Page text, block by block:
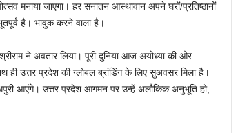
मनाया जाएगा। हर सनातन आस्थावान अपने घरों/प्रतिष्ठानों
है। भावुक करने वाला है।
ने अवतार लिया। पूरी दुनिया आज अयोध्या की ओर
ही उत्तर प्रदेश की ग्लोबल ब्रांडिंग के लिए सुअवसर मिला है।
आएंगे। उत्तर प्रदेश आगमन पर उन्हें अलौकिक अनुभूति हो,